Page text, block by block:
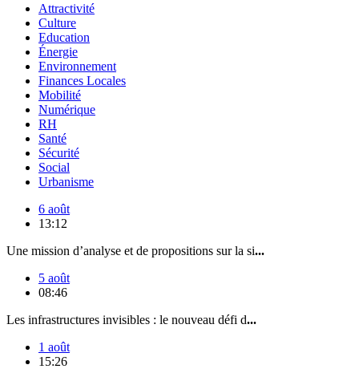
Attractivité
Culture
Education
Énergie
Environnement
Finances Locales
Mobilité
Numérique
RH
Santé
Sécurité
Social
Urbanisme
6 août
13:12
Une mission d’analyse et de propositions sur la si...
5 août
08:46
Les infrastructures invisibles : le nouveau défi d...
1 août
15:26